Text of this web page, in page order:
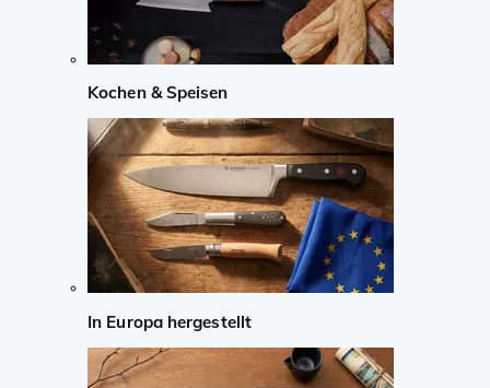
Kochen & Speisen
In Europa hergestellt